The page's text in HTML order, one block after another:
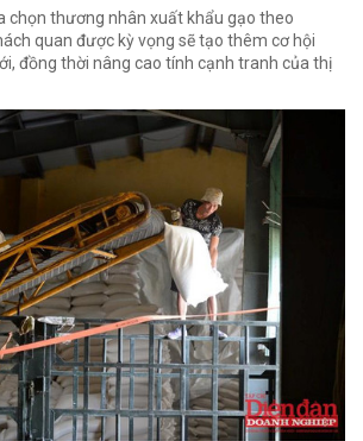
chọn thương nhân xuất khẩu gạo theo
quan được kỳ vọng sẽ tạo thêm cơ hội
đồng thời nâng cao tính cạnh tranh của thị